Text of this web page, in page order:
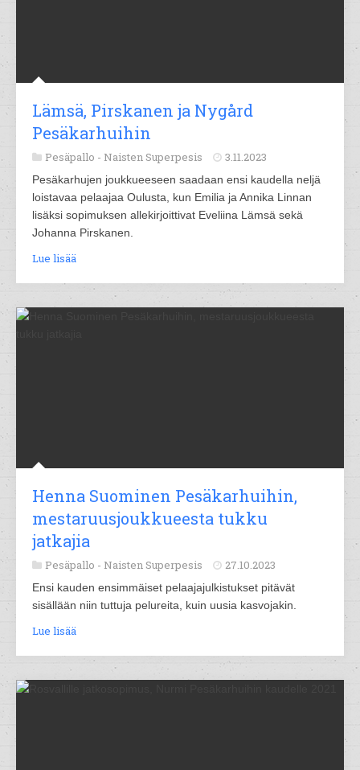
Lämsä, Pirskanen ja Nygård
Pesäkarhuihin
Pesäpallo - Naisten Superpesis 3.11.2023
Pesäkarhujen joukkueeseen saadaan ensi kaudella neljä
loistavaa pelaajaa Oulusta, kun Emilia ja Annika Linnan
lisäksi sopimuksen allekirjoittivat Eveliina Lämsä sekä
Johanna Pirskanen.
Lue lisää
Henna Suominen Pesäkarhuihin,
mestaruusjoukkueesta tukku
jatkajia
Pesäpallo - Naisten Superpesis 27.10.2023
Ensi kauden ensimmäiset pelaajajulkistukset pitävät
sisällään niin tuttuja pelureita, kuin uusia kasvojakin.
Lue lisää